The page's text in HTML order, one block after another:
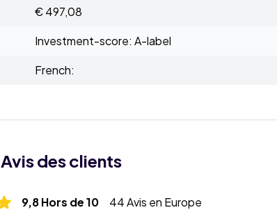
€ 497,08
Investment-score: A-label
French:
Avis des clients
9,8 Hors de 10 44 Avis en Europe